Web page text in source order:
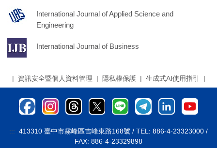
International Journal of Applied Science and
Engineering
International Journal of Business
| 資訊安全暨個人資料管理 | 隱私權保護 | 生成式AI使用指引 |
::: 413310 臺中市霧峰區吉峰東路168號 / TEL: 886-4-23323000 /
FAX: 886-4-23329898